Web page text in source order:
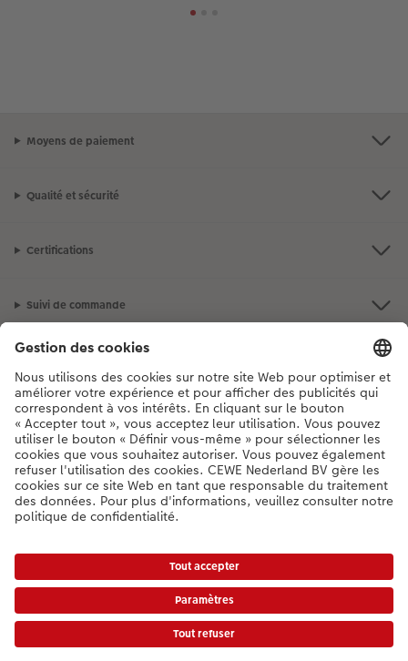
Moyens de paiement
Qualité et sécurité
Certifications
Suivi de commande
Assortiment
**Besoin d'aide ou d'un conseil pour créer votre produit ?03 303 71 59
[Lu-Ve : 9:00 - 20:00h | Sa : 9.00 - 17:00h | Di : 12.00 - 16:00h]
* Les prix incluent la TVA, hors frais de livraison.
Conditions générales|Protection des données|Mentions légales|Accessibilité